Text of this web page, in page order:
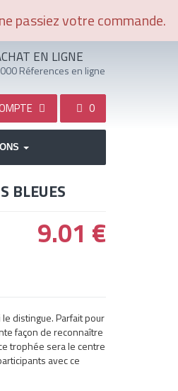
passiez votre commande.
EN LIGNE
Réferences en ligne
0
BLEUES
9.01 €
distingue. Parfait pour
façon de reconnaître
trophée sera le centre
avec ce